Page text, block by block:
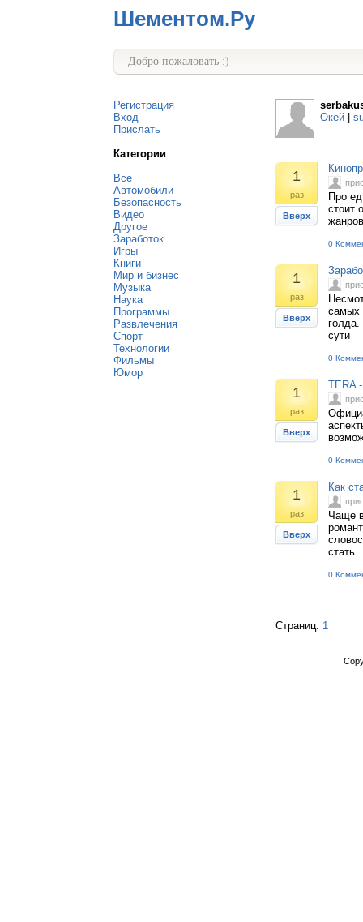
Шементом.Ру
Добро пожаловать :)
Регистрация
Вход
Прислать
Категории
Все
Автомобили
Безопасность
Видео
Другое
Заработок
Игры
Книги
Мир и бизнес
Музыка
Наука
Программы
Развлечения
Спорт
Технологии
Фильмы
Юмор
Окей
1
раз
Вверх
Про
стоит
0
1
раз
Вверх
самых
голда.
сути
0
1
раз
Вверх
TERA
0
1
раз
Вверх
Как
Чаще
стать
0
Страниц: 1